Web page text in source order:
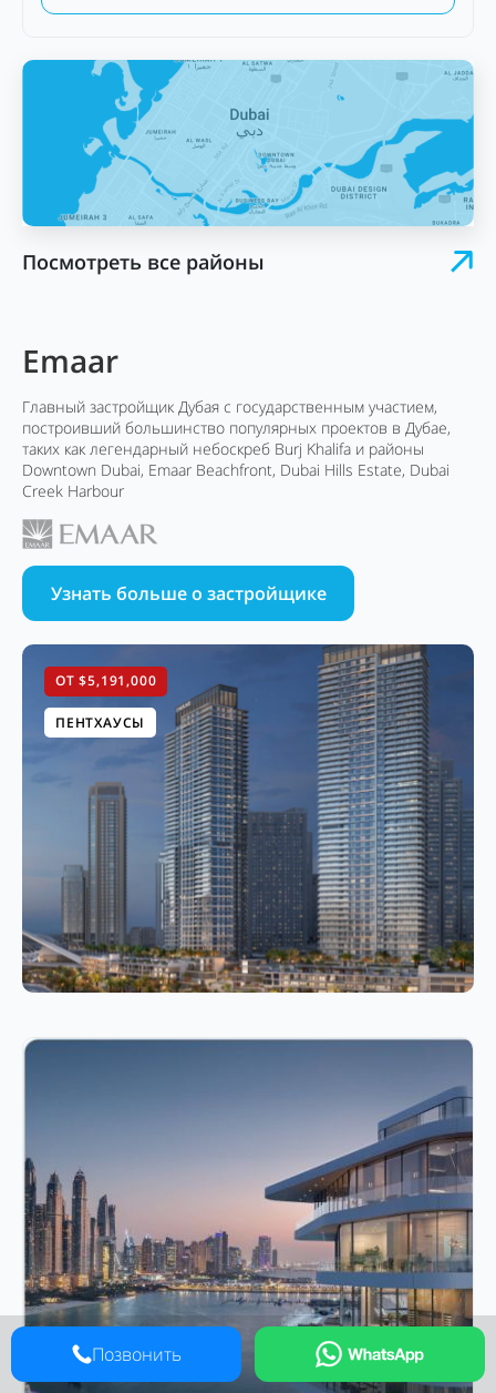
Посмотреть все районы
Emaar
Главный застройщик Дубая с государственным участием,
построивший большинство популярных проектов в Дубае,
таких как легендарный небоскреб Burj Khalifa и районы
Downtown Dubai, Emaar Beachfront, Dubai Hills Estate, Dubai
Creek Harbour
Узнать больше о застройщике
ОТ $5,191,000
ПЕНТХАУСЫ
Позвонить